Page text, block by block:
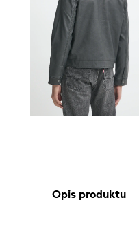
Opis produktu